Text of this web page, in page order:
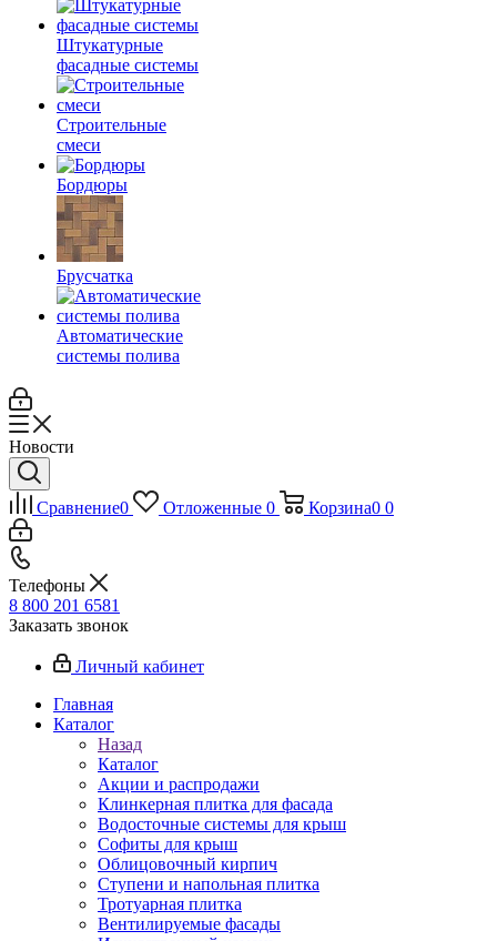
Штукатурные
фасадные системы
Строительные
смеси
Бордюры
Брусчатка
Автоматические
системы полива
Новости
Сравнение0 Отложенные 0 Корзина0 0
Телефоны
8 800 201 6581
Заказать звонок
Личный кабинет
Главная
Каталог
Назад
Каталог
Акции и распродажи
Клинкерная плитка для фасада
Водосточные системы для крыш
Софиты для крыш
Облицовочный кирпич
Ступени и напольная плитка
Тротуарная плитка
Вентилируемые фасады